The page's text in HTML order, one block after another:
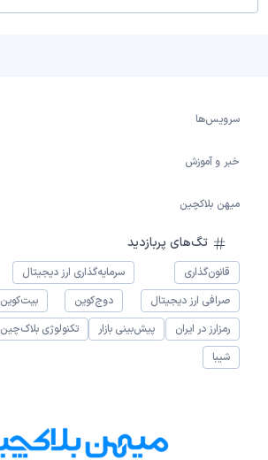
سرویس‌ها
خبر و آموزش
میهن بلاکچین
تگ‌های پربازدید
قانون‌گذاری سرمایه‌گذاری ارز دیجیتال
صرافی ارز دیجیتال
دوج‌کوین بیت‌کوین
رمزارز در ایران
پیش‌بینی بازار تکنولوژی بلاک‌چین
شیبا